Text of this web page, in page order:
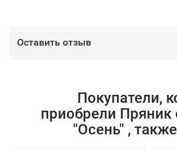
Оставить отзыв
Покупатели,
приобрели Пряник
"Осень" ,